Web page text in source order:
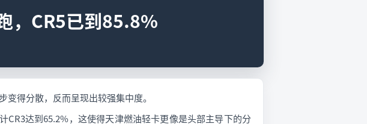
，CR5已到85.8%
得分散，反而呈现出较强集中度。
达到65.2%，这使得天津燃油轻卡更像是头部主导下的分